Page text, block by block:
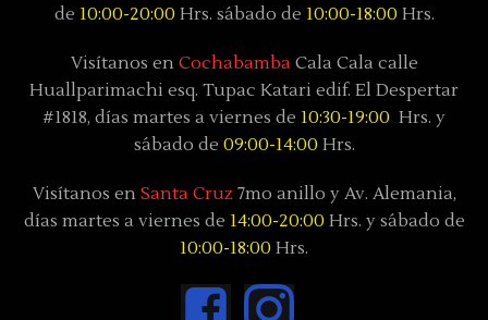
de 10:00-20:00 Hrs. sábado de 10:00-18:00 Hrs.
Visítanos en CochabambaCala Cala calle
Huallparimachi esq. Tupac Katari edif. El Despertar
#1818, días martes a viernes de 10:30-19:00 Hrs. y
sábado de 09:00-14:00 Hrs.
Visítanos en Santa Cruz7mo anillo y Av. Alemania,
días martes a viernes de 14:00-20:00 Hrs. y sábado de
10:00-18:00 Hrs.